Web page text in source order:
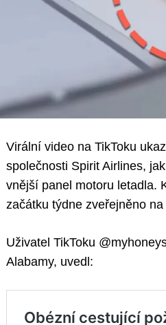
Virální video na TikToku
společnosti Spirit Airlines,
vnější panel motoru letadla.
začátku týdne zveřejněno
Uživatel TikToku
Alabamy, uvedl: